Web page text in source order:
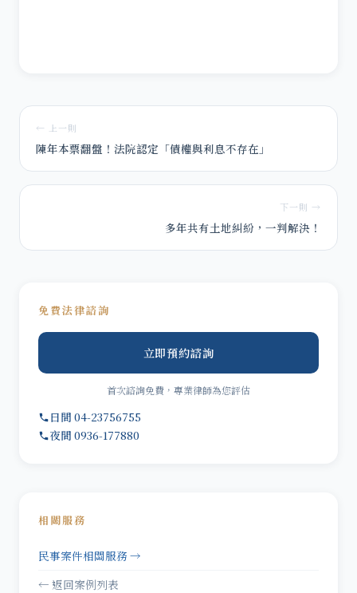
← 上一則
陳年本票翻盤！法院認定「債權與利息不存在」
下一則 →
多年共有土地糾紛，一判解決！
免費法律諮詢
立即預約諮詢
首次諮詢免費，專業律師為您評估
日間 04-23756755
夜間 0936-177880
相關服務
民事案件相關服務 →
← 返回案例列表